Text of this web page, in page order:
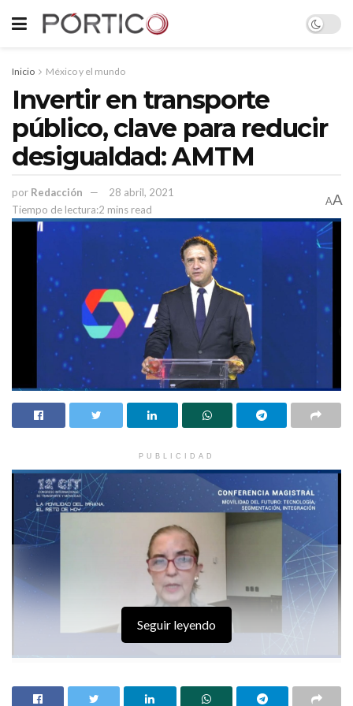
Inicio México y el mundo
Invertir en transporte
público, clave para reducir
desigualdad: AMTM
por Redacción
28 abril, 2021
Tiempo de lectura:2 mins read
AA
PUBLICIDAD
Ciudad de México, 28 de abril de 2021.- Las ciudades y los países
Seguir leyendo